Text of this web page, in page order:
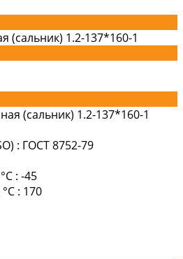
(сальник) 1.2-137*160-1
: ГОСТ 8752-79
: -45
: 170